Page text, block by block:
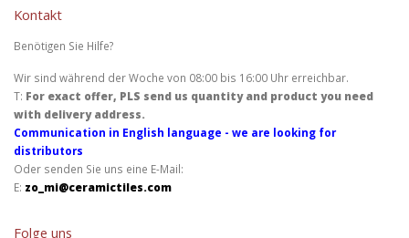
Kontakt
Benötigen Sie Hilfe?
Wir sind während der Woche von 08:00 bis 16:00 Uhr erreichbar.
T: For exact offer, PLS send us quantity and product you need
with delivery address.
Communication in English language - we are looking for
distributors
Oder senden Sie uns eine E-Mail:
E: zo_mi@ceramictiles.com
Folge uns